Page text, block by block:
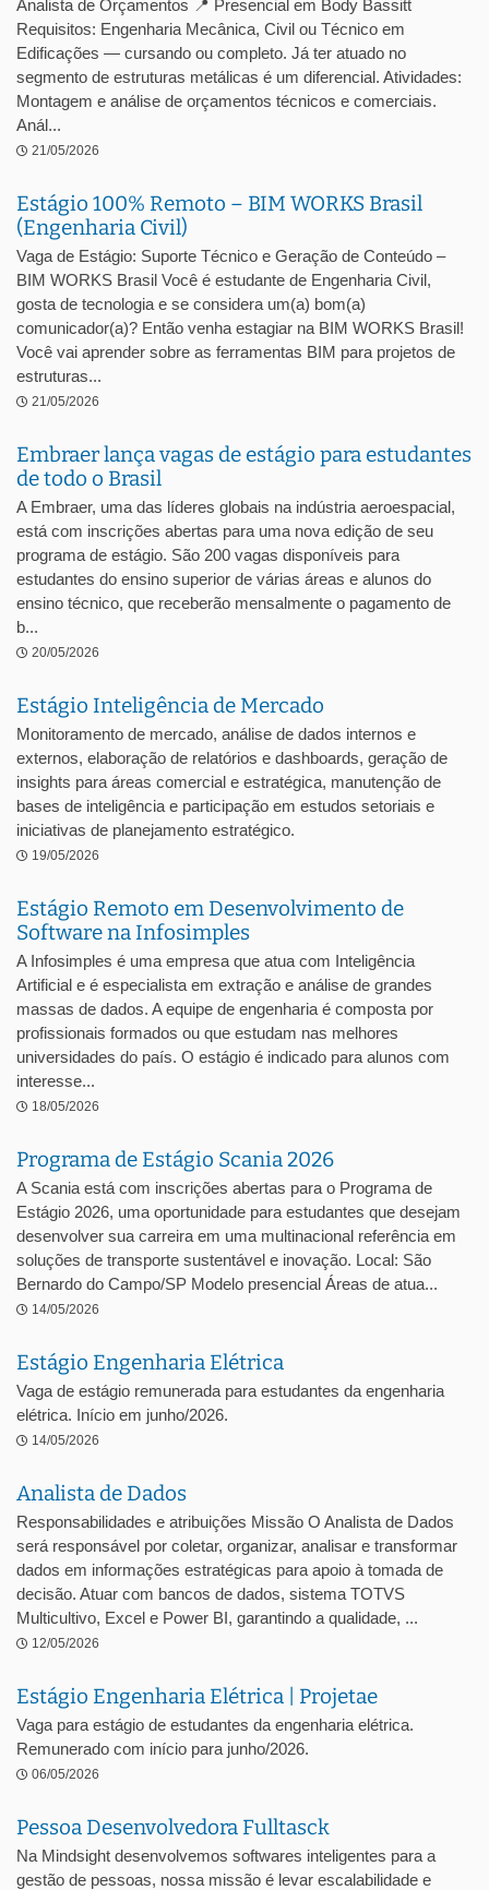
Analista de Orçamentos 📍 Presencial em Body Bassitt
Requisitos: Engenharia Mecânica, Civil ou Técnico em
Edificações — cursando ou completo. Já ter atuado no
segmento de estruturas metálicas é um diferencial. Atividades:
Montagem e análise de orçamentos técnicos e comerciais.
Anál...
21/05/2026
Estágio 100% Remoto – BIM WORKS Brasil
(Engenharia Civil)
Vaga de Estágio: Suporte Técnico e Geração de Conteúdo –
BIM WORKS Brasil Você é estudante de Engenharia Civil,
gosta de tecnologia e se considera um(a) bom(a)
comunicador(a)? Então venha estagiar na BIM WORKS Brasil!
Você vai aprender sobre as ferramentas BIM para projetos de
estruturas...
21/05/2026
Embraer lança vagas de estágio para estudantes
de todo o Brasil
A Embraer, uma das líderes globais na indústria aeroespacial,
está com inscrições abertas para uma nova edição de seu
programa de estágio. São 200 vagas disponíveis para
estudantes do ensino superior de várias áreas e alunos do
ensino técnico, que receberão mensalmente o pagamento de
b...
20/05/2026
Estágio Inteligência de Mercado
Monitoramento de mercado, análise de dados internos e
externos, elaboração de relatórios e dashboards, geração de
insights para áreas comercial e estratégica, manutenção de
bases de inteligência e participação em estudos setoriais e
iniciativas de planejamento estratégico.
19/05/2026
Estágio Remoto em Desenvolvimento de
Software na Infosimples
A Infosimples é uma empresa que atua com Inteligência
Artificial e é especialista em extração e análise de grandes
massas de dados. A equipe de engenharia é composta por
profissionais formados ou que estudam nas melhores
universidades do país. O estágio é indicado para alunos com
interesse...
18/05/2026
Programa de Estágio Scania 2026
A Scania está com inscrições abertas para o Programa de
Estágio 2026, uma oportunidade para estudantes que desejam
desenvolver sua carreira em uma multinacional referência em
soluções de transporte sustentável e inovação. Local: São
Bernardo do Campo/SP Modelo presencial Áreas de atua...
14/05/2026
Estágio Engenharia Elétrica
Vaga de estágio remunerada para estudantes da engenharia
elétrica. Início em junho/2026.
14/05/2026
Analista de Dados
Responsabilidades e atribuições Missão O Analista de Dados
será responsável por coletar, organizar, analisar e transformar
dados em informações estratégicas para apoio à tomada de
decisão. Atuar com bancos de dados, sistema TOTVS
Multicultivo, Excel e Power BI, garantindo a qualidade, ...
12/05/2026
Estágio Engenharia Elétrica | Projetae
Vaga para estágio de estudantes da engenharia elétrica.
Remunerado com início para junho/2026.
06/05/2026
Pessoa Desenvolvedora Fulltasck
Na Mindsight desenvolvemos softwares inteligentes para a
gestão de pessoas, nossa missão é levar escalabilidade e